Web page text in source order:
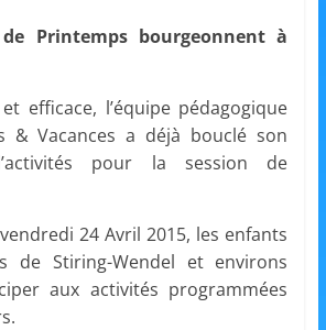
l'éducation
et
l'Animation
–
Stiring-
de Printemps bourgeonnent à
efficace, l’équipe pédagogique
& Vacances a déjà bouclé son
pour la session de
24 Avril 2015, les enfants
de Stiring-Wendel et environs
aux activités programmées